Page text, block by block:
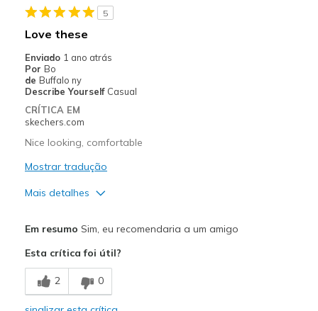
5
Love these
Enviado 1 ano atrás
Por Bo
de Buffalo ny
Describe Yourself Casual
CRÍTICA EM
skechers.com
Nice looking, comfortable
Mostrar tradução
Mais detalhes
Melhores utilizações
Casual Wear
Em resumo Sim, eu recomendaria a um amigo
Esta crítica foi útil?
2 0